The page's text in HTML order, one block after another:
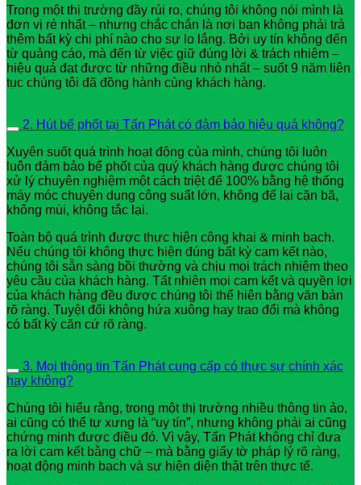
Trong một thị trường đầy rủi ro, chúng tôi không nói mình là
đơn vị rẻ nhất – nhưng chắc chắn là nơi bạn không phải trả
thêm bất kỳ chi phí nào cho sự lo lắng. Bởi uy tín không đến
từ quảng cáo, mà đến từ việc giữ đúng lời & trách nhiệm –
hiệu quả đạt được từ những điều nhỏ nhất – suốt 9 năm liên
tục chúng tôi đã đồng hành cùng khách hàng.
2. Hút bể phốt tại Tấn Phát có đảm bảo hiệu quả không?
Xuyên suốt quá trình hoạt động của mình, chúng tôi luôn
luôn đảm bảo bể phốt của quý khách hàng được chúng tôi
xử lý chuyên nghiệm một cách triệt để 100% bằng hệ thống
máy móc chuyên dụng công suất lớn, không để lại cặn bã,
không mùi, không tắc lại.
Toàn bộ quá trình được thực hiện công khai & minh bạch.
Nếu chúng tôi không thực hiện đúng bất kỳ cam kết nào,
chúng tôi sẵn sàng bồi thường và chịu mọi trách nhiệm theo
yêu cầu của khách hàng. Tất nhiên mọi cam kết và quyền lợi
của khách hàng đều được chúng tôi thể hiện bằng văn bản
rõ ràng. Tuyệt đối không hứa xuông hay trao đổi mà không
có bất kỳ căn cứ rõ ràng.
3. Mọi thông tin Tấn Phát cung cấp có thực sự chính xác
hay không?
Chúng tôi hiểu rằng, trong một thị trường nhiều thông tin ảo,
ai cũng có thể tự xưng là “uy tín”, nhưng không phải ai cũng
chứng minh được điều đó. Vì vậy, Tấn Phát không chỉ đưa
ra lời cam kết bằng chữ – mà bằng giấy tờ pháp lý rõ ràng,
hoạt động minh bạch và sự hiện diện thật trên thực tế.